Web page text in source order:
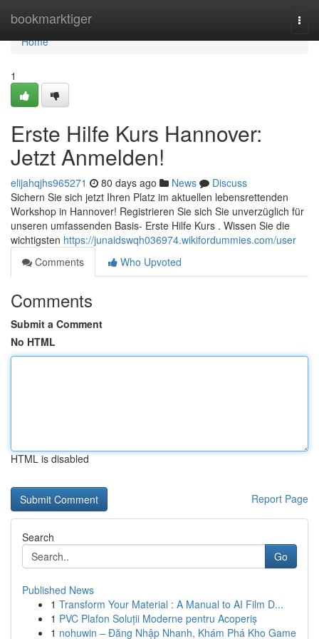
bookmarktiger
Home
Home
1
Erste Hilfe Kurs Hannover:
Jetzt Anmelden!
elijahqjhs965271 80 days ago News
Discuss
Sichern Sie sich jetzt Ihren Platz im aktuellen lebensrettenden
Workshop in Hannover! Registrieren Sie sich Sie unverzüglich für
unseren umfassenden Basis- Erste Hilfe Kurs . Wissen Sie die
wichtigsten https://junaidswqh036974.wikifordummies.com/user
Comments
Who Upvoted
Comments
Submit a Comment
No HTML
HTML is disabled
Report Page
Search
Go
Published News
1 Transform Your Material : A Manual to AI Film D...
1 PVC Plafon Soluții Moderne pentru Acoperiș
1 nohuwin – Đăng Nhập Nhanh, Khám Phá Kho Game